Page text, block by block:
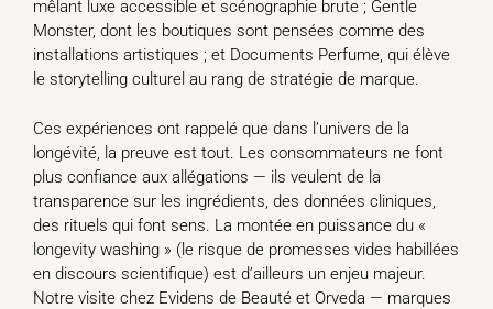
mêlant luxe accessible et scénographie brute ; Gentle
Monster, dont les boutiques sont pensées comme des
installations artistiques ; et Documents Perfume, qui élève
le storytelling culturel au rang de stratégie de marque.
Ces expériences ont rappelé que dans l’univers de la
longévité, la preuve est tout. Les consommateurs ne font
plus confiance aux allégations — ils veulent de la
transparence sur les ingrédients, des données cliniques,
des rituels qui font sens. La montée en puissance du «
longevity washing » (le risque de promesses vides habillées
en discours scientifique) est d’ailleurs un enjeu majeur.
Notre visite chez Evidens de Beauté et Orveda — marques